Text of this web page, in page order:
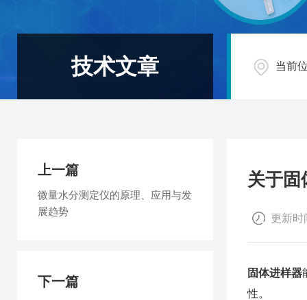
技术文章 当前
关于固
更新时
固体进样器
性。
上一篇
微量水分测定仪的原理、应用与发
展趋势
下一篇